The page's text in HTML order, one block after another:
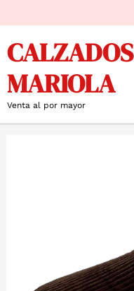
al
contenido
CALZADOS
MARIOLA
Venta al por mayor